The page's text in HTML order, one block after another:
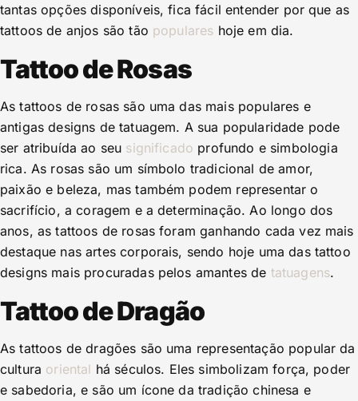
tantas opções disponíveis, fica fácil entender por que as
tattoos de anjos são tão populares hoje em dia.
Tattoo de Rosas
As tattoos de rosas são uma das mais populares e
antigas designs de tatuagem. A sua popularidade pode
ser atribuída ao seu significado profundo e simbologia
rica. As rosas são um símbolo tradicional de amor,
paixão e beleza, mas também podem representar o
sacrifício, a coragem e a determinação. Ao longo dos
anos, as tattoos de rosas foram ganhando cada vez mais
destaque nas artes corporais, sendo hoje uma das tattoo
designs mais procuradas pelos amantes de tatuagens.
Tattoo de Dragão
As tattoos de dragões são uma representação popular da
cultura oriental há séculos. Eles simbolizam força, poder
e sabedoria, e são um ícone da tradição chinesa e